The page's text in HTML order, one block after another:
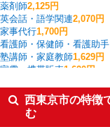
薬剤師2,125円
英会話・語学関連2,070円
家事代行1,700円
看護師・保健師・看護助
塾講師・家庭教師1,629円
家電・携帯販売1,620円
イベント・キャンペーン
介護職・ヘルパー 1,575円
一般・営業事務
西東京市の特徴
む